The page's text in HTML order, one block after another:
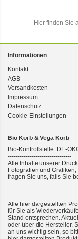
3er-SET Bio Sticks
Hier finden Sie
Informationen
Kontakt
AGB
Versandkosten
Impressum
Datenschutz
Cookie-Einstellungen
Bio Korb & Vega Korb
Bio-Kontrollstelle: DE-
--------------------------------
Alle Inhalte unserer
Fotografien und
fragen Sie uns, falls Sie
Alle hier dargestellten
für Sie als
Stand entsprechen.
oder über die Hersteller.
an uns wichtig sein, so